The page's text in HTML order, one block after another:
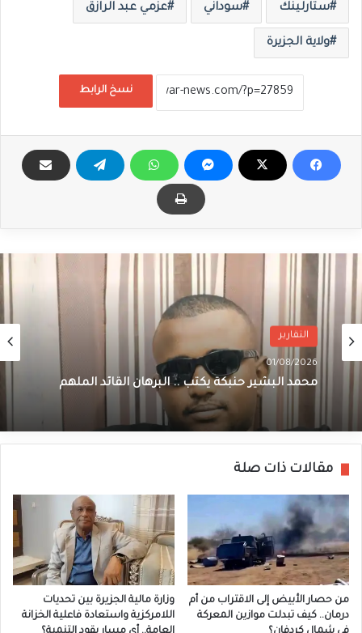
ستارلينك سوداني عزمي عبد الرازق
ولاية الجزيرة
نسخ الرابط
التقارير
01/08/2026
محمد البشير حنبكة يكتب .. البرهان القائد الملهم
مقالات ذات صلة
من حصار الأبيض إلى الاقتراب من أم
درمان.. كيف تبدلت موازين المعركة
وزارة مالية الجزيرة بين تحديات
اللامركزية واستعادة فاعلية الخزانة